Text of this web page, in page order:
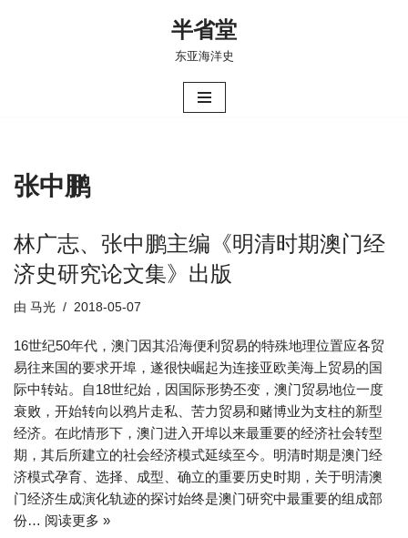
半省堂
东亚海洋史
张中鹏
林广志、张中鹏主编《明清时期澳门经
济史研究论文集》出版
由 马光 2018-05-07
16世纪50年代，澳门因其沿海便利贸易的特殊地理位置应各贸
易往来国的要求开埠，遂很快崛起为连接亚欧美海上贸易的国
际中转站。自18世纪始，因国际形势丕变，澳门贸易地位一度
衰败，开始转向以鸦片走私、苦力贸易和赌博业为支柱的新型
经济。在此情形下，澳门进入开埠以来最重要的经济社会转型
期，其后所建立的社会经济模式延续至今。明清时期是澳门经
济模式孕育、选择、成型、确立的重要历史时期，关于明清澳
门经济生成演化轨迹的探讨始终是澳门研究中最重要的组成部
份… 阅读更多 »